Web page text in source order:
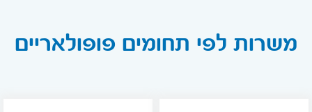
משרות לפי תחומים פופולאריים